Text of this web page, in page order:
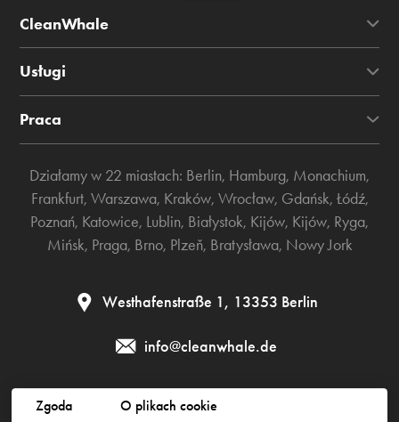
Zgoda O plikach cookie
CleanWhale
Usługi
Praca
Działamy w 22 miastach: Berlin, Hamburg, Monachium,
Frankfurt, Warszawa, Kraków, Wrocław, Gdańsk, Łódź,
Poznań, Katowice, Lublin, Białystok, Kijów, Kijów, Ryga,
Mińsk, Praga, Brno, Plzeň, Bratysława, Nowy Jork
Westhafenstraße 1, 13353 Berlin
info@cleanwhale.de
Regulamin Polityka prywatności